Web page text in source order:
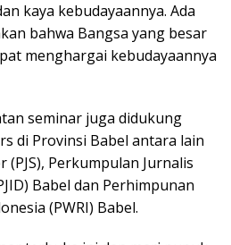
kaya kebudayaannya. Ada
bahwa Bangsa yang besar
menghargai kebudayaannya
seminar juga didukung
di Provinsi Babel antara lain
(PJS), Perkumpulan Jurnalis
Babel dan Perhimpunan
(PWRI) Babel.